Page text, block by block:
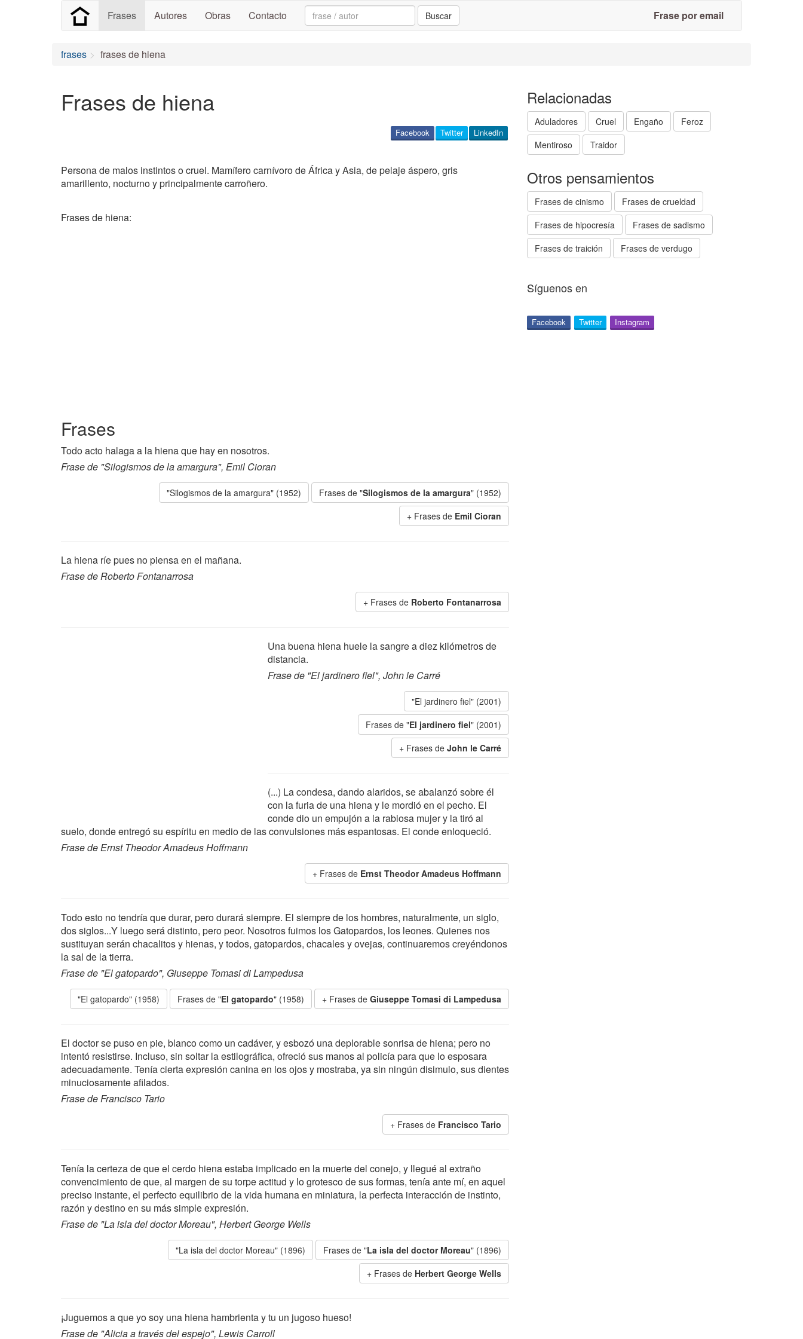
Frases Autores Obras Contacto Search: Buscar Frase por email
frases frases de hiena
Frases de hiena
LinkedIn
Twitter
Facebook
Persona de malos instintos o cruel. Mamífero carnívoro de África y Asia, de pelaje áspero, gris
amarillento, nocturno y principalmente carroñero.
Frases de hiena:
Frases
Todo acto halaga a la hiena que hay en nosotros.
Frase de "Silogismos de la amargura", Emil Cioran
"Silogismos de la amargura" (1952) Frases de "Silogismos de la amargura" (1952)
Frases de Emil Cioran
La hiena ríe pues no piensa en el mañana.
Frase de Roberto Fontanarrosa
Frases de Roberto Fontanarrosa
Una buena hiena huele la sangre a diez kilómetros de
distancia.
Frase de "El jardinero fiel", John le Carré
"El jardinero fiel" (2001)
Frases de "El jardinero fiel" (2001)
Frases de John le Carré
(...) La condesa, dando alaridos, se abalanzó sobre él
con la furia de una hiena y le mordió en el pecho. El
conde dio un empujón a la rabiosa mujer y la tiró al
suelo, donde entregó su espíritu en medio de las convulsiones más espantosas. El conde enloqueció.
Frase de Ernst Theodor Amadeus Hoffmann
Frases de Ernst Theodor Amadeus Hoffmann
Todo esto no tendría que durar, pero durará siempre. El siempre de los hombres, naturalmente, un siglo,
dos siglos...Y luego será distinto, pero peor. Nosotros fuimos los Gatopardos, los leones. Quienes nos
sustituyan serán chacalitos y hienas, y todos, gatopardos, chacales y ovejas, continuaremos creyéndonos
la sal de la tierra.
Frase de "El gatopardo", Giuseppe Tomasi di Lampedusa
"El gatopardo" (1958) Frases de "El gatopardo" (1958) Frases de Giuseppe Tomasi di Lampedusa
El doctor se puso en pie, blanco como un cadáver, y esbozó una deplorable sonrisa de hiena; pero no
intentó resistirse. Incluso, sin soltar la estilográfica, ofreció sus manos al policía para que lo esposara
adecuadamente. Tenía cierta expresión canina en los ojos y mostraba, ya sin ningún disimulo, sus dientes
minuciosamente afilados.
Frase de Francisco Tario
Frases de Francisco Tario
Tenía la certeza de que el cerdo hiena estaba implicado en la muerte del conejo, y llegué al extraño
convencimiento de que, al margen de su torpe actitud y lo grotesco de sus formas, tenía ante mí, en aquel
preciso instante, el perfecto equilibrio de la vida humana en miniatura, la perfecta interacción de instinto,
razón y destino en su más simple expresión.
Frase de "La isla del doctor Moreau", Herbert George Wells
"La isla del doctor Moreau" (1896) Frases de "La isla del doctor Moreau" (1896)
Frases de Herbert George Wells
¡Juguemos a que yo soy una hiena hambrienta y tu un jugoso hueso!
Frase de "Alicia a través del espejo", Lewis Carroll
Relacionadas
Aduladores Cruel Engaño
Feroz
Mentiroso
Traidor
Otros pensamientos
Frases de cinismo
Frases de crueldad
Frases de hipocresía
Frases de sadismo
Frases de traición
Frases de verdugo
Síguenos en
Facebook Twitter Instagram